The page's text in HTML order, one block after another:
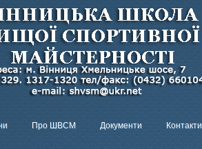
Про ШВСМ Документи Контакти